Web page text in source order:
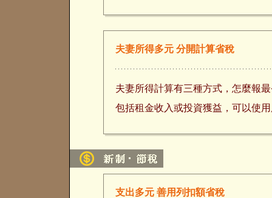
夫妻所得多元 分開計算省稅
夫妻所得計算有三種方式，怎麼報
包括租金收入或投資獲益，可以使
支出多元 善用列扣額省稅